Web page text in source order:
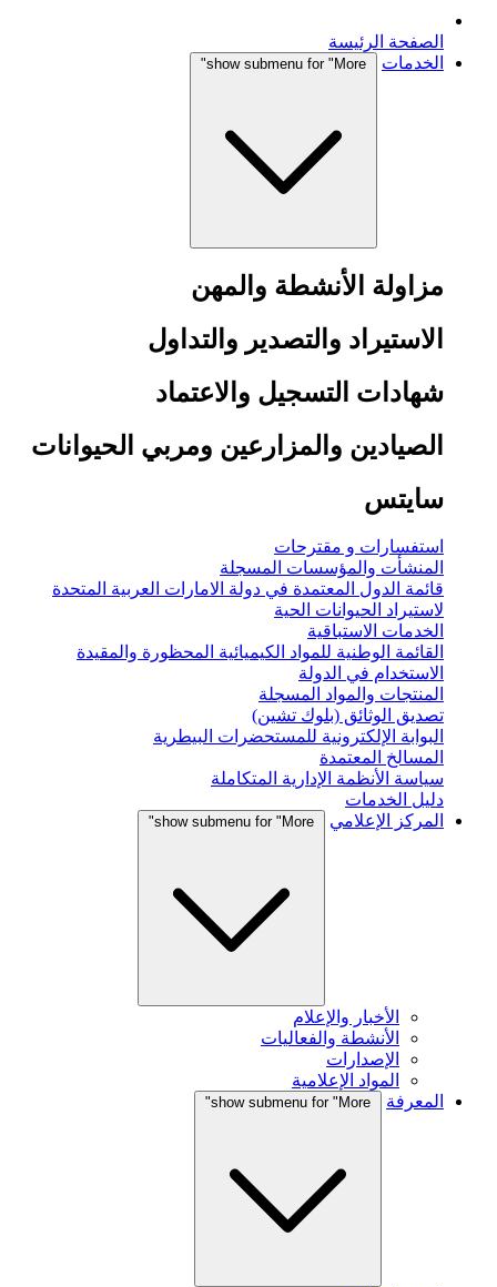
الصفحة الرئيسة
الخدمات
show submenu for "More"
مزاولة الأنشطة والمهن
الاستيراد والتصدير والتداول
شهادات التسجيل والاعتماد
الصيادين والمزارعين ومربي الحيوانات
سايتس
استفسارات و مقترحات
المنشأت والمؤسسات المسجلة
قائمة الدول المعتمدة في دولة الامارات العربية المتحدة
لاستيراد الحيوانات الحية
الخدمات الاستباقية
القائمة الوطنية للمواد الكيميائية المحظورة والمقيدة
الاستخدام في الدولة
المنتجات والمواد المسجلة
تصديق الوثائق (بلوك تشين)
البوابة الإلكترونية للمستحضرات البيطرية
المسالخ المعتمدة
سياسة الأنظمة الإدارية المتكاملة
دليل الخدمات
المركز الإعلامي
show submenu for "More"
الأخبار والإعلام
الأنشطة والفعاليات
الإصدارات
المواد الإعلامية
المعرفة
show submenu for "More"